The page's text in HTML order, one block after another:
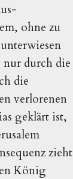
ohne zu
nur durch die
die
verlorenen
geklärt ist,
zieht
König